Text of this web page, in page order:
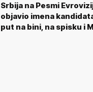
Srbija na Pesmi
objavio imena
put na bini, na spisku i